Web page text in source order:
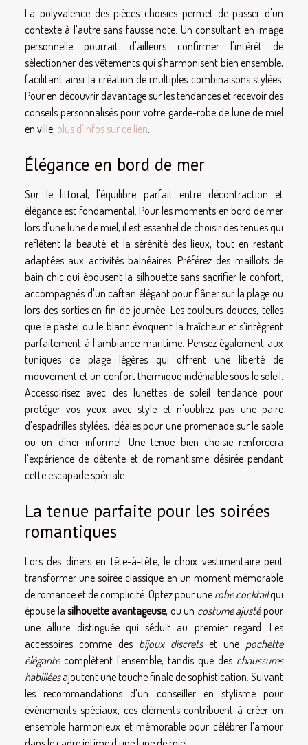
La polyvalence des pièces choisies permet de passer d'un
contexte à l'autre sans fausse note. Un consultant en image
personnelle pourrait d'ailleurs confirmer l'intérêt de
sélectionner des vêtements qui s'harmonisent bien ensemble,
facilitant ainsi la création de multiples combinaisons stylées.
Pour en découvrir davantage sur les tendances et recevoir des
conseils personnalisés pour votre garde-robe de lune de miel
en ville, plus d'infos sur ce lien.
Élégance en bord de mer
Sur le littoral, l'équilibre parfait entre décontraction et
élégance est fondamental. Pour les moments en bord de mer
lors d'une lune de miel, il est essentiel de choisir des tenues qui
reflètent la beauté et la sérénité des lieux, tout en restant
adaptées aux activités balnéaires. Préférez des maillots de
bain chic qui épousent la silhouette sans sacrifier le confort,
accompagnés d'un caftan élégant pour flâner sur la plage ou
lors des sorties en fin de journée. Les couleurs douces, telles
que le pastel ou le blanc évoquent la fraîcheur et s'intègrent
parfaitement à l'ambiance maritime. Pensez également aux
tuniques de plage légères qui offrent une liberté de
mouvement et un confort thermique indéniable sous le soleil.
Accessoirisez avec des lunettes de soleil tendance pour
protéger vos yeux avec style et n'oubliez pas une paire
d'espadrilles stylées, idéales pour une promenade sur le sable
ou un dîner informel. Une tenue bien choisie renforcera
l'expérience de détente et de romantisme désirée pendant
cette escapade spéciale.
La tenue parfaite pour les soirées
romantiques
Lors des dîners en tête-à-tête, le choix vestimentaire peut
transformer une soirée classique en un moment mémorable
de romance et de complicité. Optez pour une robe cocktailqui
épouse lasilhouette avantageuse, ou un costume ajustépour
une allure distinguée qui séduit au premier regard. Les
accessoires comme des bijoux discretset une pochette
élégantecomplètent l'ensemble, tandis que des chaussures
habilléesajoutent une touche finale de sophistication. Suivant
les recommandations d'un conseiller en stylisme pour
événements spéciaux, ces éléments contribuent à créer un
ensemble harmonieux et mémorable pour célébrer l'amour